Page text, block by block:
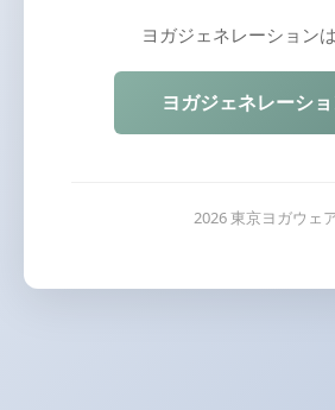
ヨガジェネレーション
ヨガジェネレーシ
2026 東京ヨガウェ